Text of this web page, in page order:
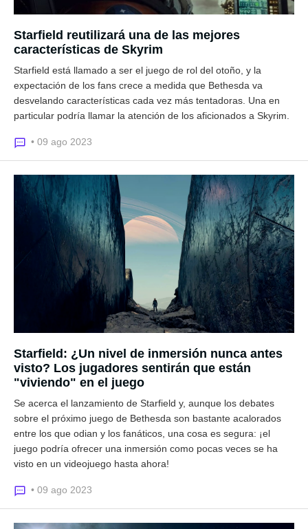
Starfield reutilizará una de las mejores
características de Skyrim
Starfield está llamado a ser el juego de rol del otoño, y la
expectación de los fans crece a medida que Bethesda va
desvelando características cada vez más tentadoras. Una en
particular podría llamar la atención de los aficionados a Skyrim.
• 09 ago 2023
Starfield: ¿Un nivel de inmersión nunca antes
visto? Los jugadores sentirán que están
"viviendo" en el juego
Se acerca el lanzamiento de Starfield y, aunque los debates
sobre el próximo juego de Bethesda son bastante acalorados
entre los que odian y los fanáticos, una cosa es segura: ¡el
juego podría ofrecer una inmersión como pocas veces se ha
visto en un videojuego hasta ahora!
• 09 ago 2023